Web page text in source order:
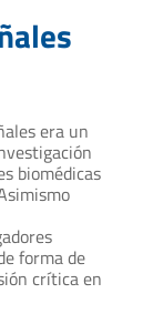
era un
biomédicas
forma de
crítica en